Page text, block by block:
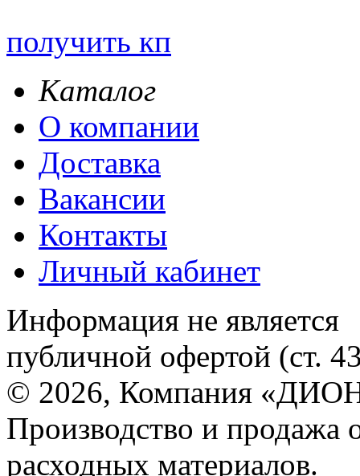
получить кп
Каталог
О компании
Доставка
Вакансии
Контакты
Личный кабинет
Информация не является
публичной офертой (ст.
© 2026, Компания
Производство и продажа
расходных материалов.